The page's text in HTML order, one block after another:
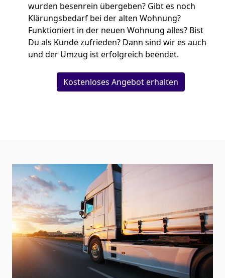
wurden besenrein übergeben? Gibt es noch
Klärungsbedarf bei der alten Wohnung?
Funktioniert in der neuen Wohnung alles? Bist
Du als Kunde zufrieden? Dann sind wir es auch
und der Umzug ist erfolgreich beendet.
Kostenloses Angebot erhalten